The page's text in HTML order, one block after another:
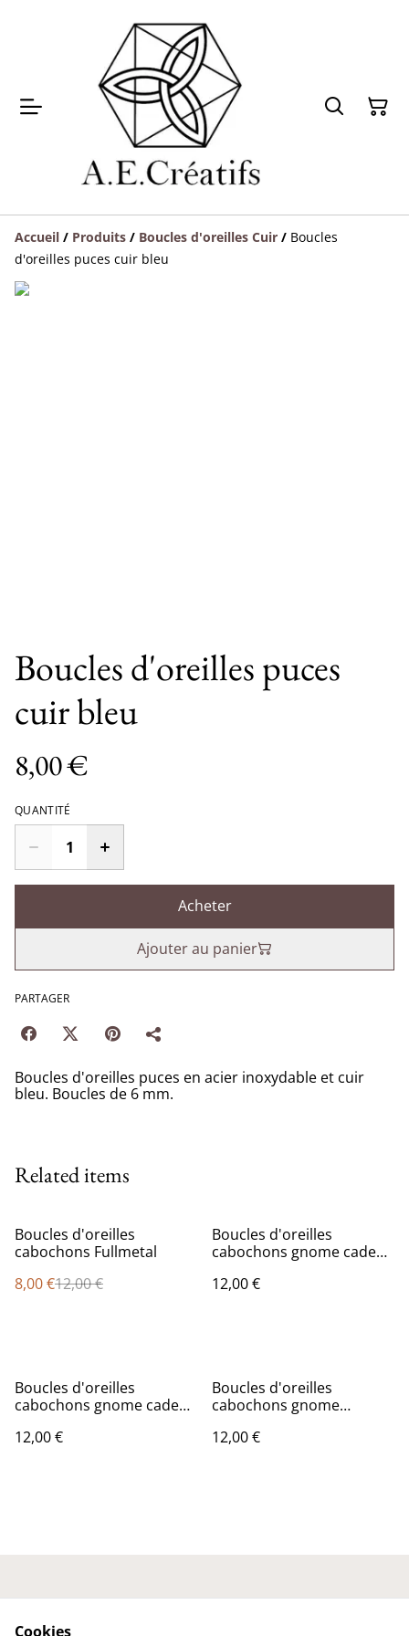
Accueil / Produits / Boucles d'oreilles Cuir / Boucles
d'oreilles puces cuir bleu
Boucles d'oreilles puces
cuir bleu
8,00 €
QUANTITÉ
Acheter
Ajouter au panier
PARTAGER
Boucles d'oreilles puces en acier inoxydable et cuir
bleu. Boucles de 6 mm.
Related items
%
Boucles d'oreilles
cabochons Fullmetal
8,00 €12,00 €
Boucles d'oreilles
cabochons gnome cadeau
12,00 €
Boucles d'oreilles
cabochons gnome cadeau
12,00 €
Boucles d'oreilles
cabochons gnome
12,00 €
Cookies